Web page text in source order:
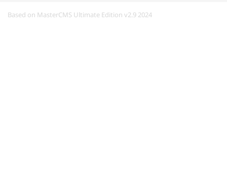
Based on MasterCMS Ultimate Edition v2.9 2024